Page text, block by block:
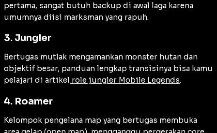
pertama, sangat butuh backup di awal laga karena
umumnya diisi marksman yang rapuh.
3. Jungler
Bertugas mutlak mengamankan monster hutan dan
objektif besar, panduan lengkap transisinya bisa kamu
pelajari di artikel role jungler Mobile Legends.
4. Roamer
Kelompok pengelana map yang bertugas membuka